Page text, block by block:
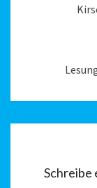
Schreibe